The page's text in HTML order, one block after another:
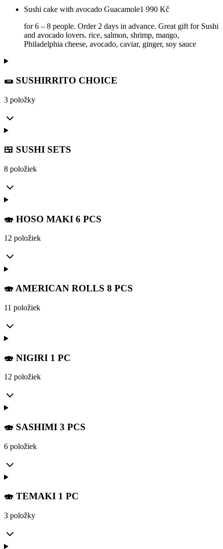
Sushi cake with avocado Guacamole1 990 Kč
for 6 – 8 people. Order 2 days in advance. Great gift for Sushi
and avocado lovers. rice, salmon, shrimp, mango,
Philadelphia cheese, avocado, caviar, ginger, soy sauce
🌯 SUSHIRRITO CHOICE
3 položky
🍱 SUSHI SETS
8 položiek
🍣 HOSO MAKI 6 PCS
12 položiek
🍣 AMERICAN ROLLS 8 PCS
11 položiek
🍣 NIGIRI 1 PC
12 položiek
🍣 SASHIMI 3 PCS
6 položiek
🍣 TEMAKI 1 PC
3 položky